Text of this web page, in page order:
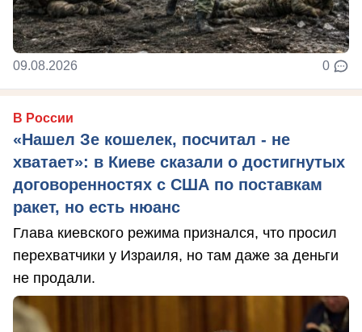
09.08.2026 0
В России
«Нашел Зе кошелек, посчитал - не
хватает»: в Киеве сказали о достигнутых
договоренностях с США по поставкам
ракет, но есть нюанс
Глава киевского режима признался, что просил
перехватчики у Израиля, но там даже за деньги
не продали.